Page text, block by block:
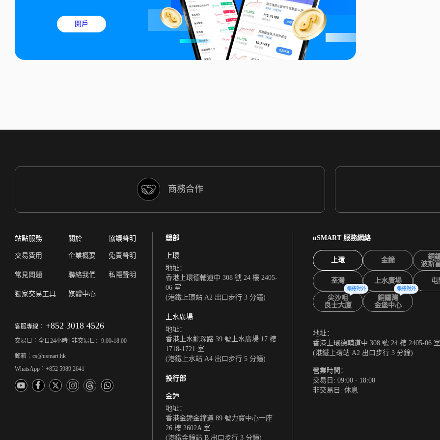
開戶
商務合作
站點服務
交易費用
常見問題
獨家交易工具
關於
企業概要
聯絡我們
媒體中心
協議聲明
免責聲明
私隱聲明
客服專線︰ +852 3018 4526
交易日︰全日24小時 | 非交易日：9:00-18:00
郵箱︰cs@usmart.hk
WhatsApp︰+852 5989 2641
總部
上環
地址：
香港上環德輔道中 308 號 24 樓 2405-
06 室
(港鐵上環站 A2 出口步行 3 分鐘)
上水廣場
地址：
香港上水龍琛路 39 號上水廣場 17 樓
1718-1721 室
(港鐵上水站 A4 出口步行 5 分鐘)
投行部
金鐘
地址：
香港金鐘金鐘道 89 號力寶中心一座
26 樓 2602A 室
(港鐵金鐘站 B 出口步行 3 分鐘)
uSMART 服務網絡
上環 金鐘
銅
波斯
荃灣 上水廣場 屯
尖沙咀
良士大廈
即將對外
銅鑼灣
金堡中心
即將對外
地址：
香港上環德輔道中 308 號 24 樓 2405-06 室
(港鐵上環站 A2 出口步行 3 分鐘)
營業時間：
交易日: 09:00 - 18:00
非交易日: 休息